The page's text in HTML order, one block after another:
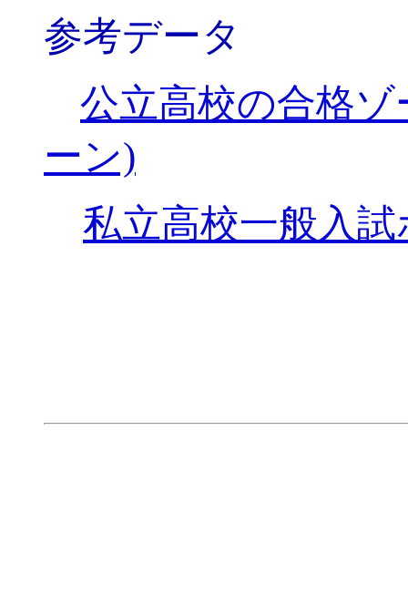
参考データ
公立高校の合格
ーン)
私立高校一般入